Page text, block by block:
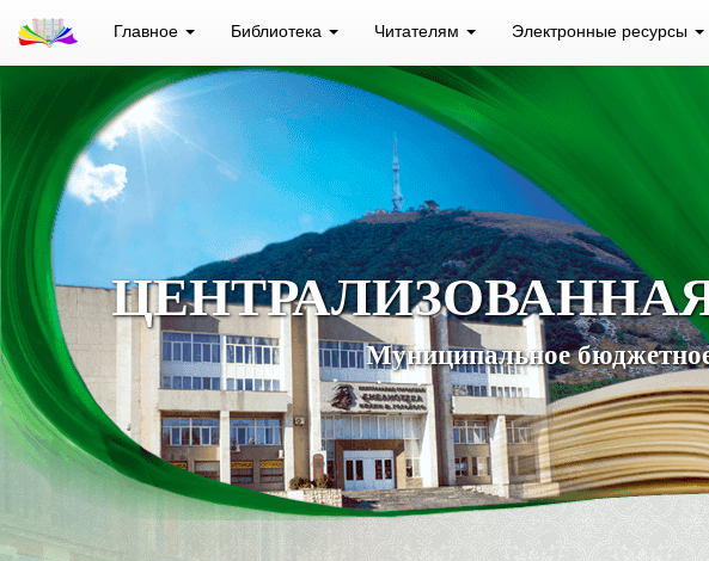
Главное Библиотека Читателям Электронные ресурсы
Муниципальное